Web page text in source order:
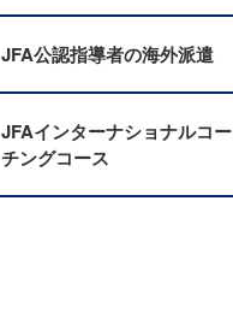
JFA公認指導者の海外派遣
JFAインターナショナルコー
チングコース